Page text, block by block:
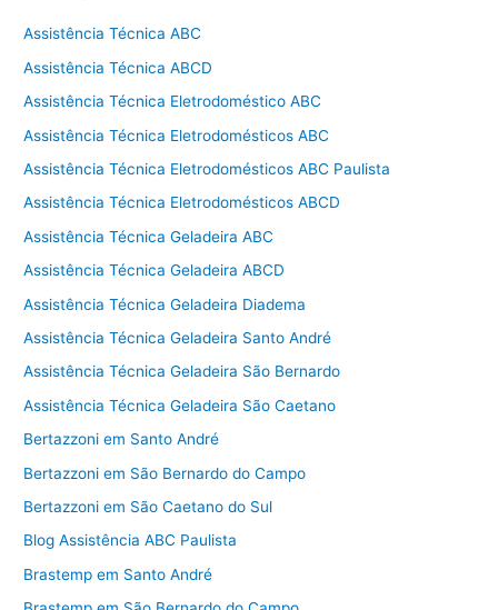
Assistência Técnica ABC
Assistência Técnica ABCD
Assistência Técnica Eletrodoméstico ABC
Assistência Técnica Eletrodomésticos ABC
Assistência Técnica Eletrodomésticos ABC Paulista
Assistência Técnica Eletrodomésticos ABCD
Assistência Técnica Geladeira ABC
Assistência Técnica Geladeira ABCD
Assistência Técnica Geladeira Diadema
Assistência Técnica Geladeira Santo André
Assistência Técnica Geladeira São Bernardo
Assistência Técnica Geladeira São Caetano
Bertazzoni em Santo André
Bertazzoni em São Bernardo do Campo
Bertazzoni em São Caetano do Sul
Blog Assistência ABC Paulista
Brastemp em Santo André